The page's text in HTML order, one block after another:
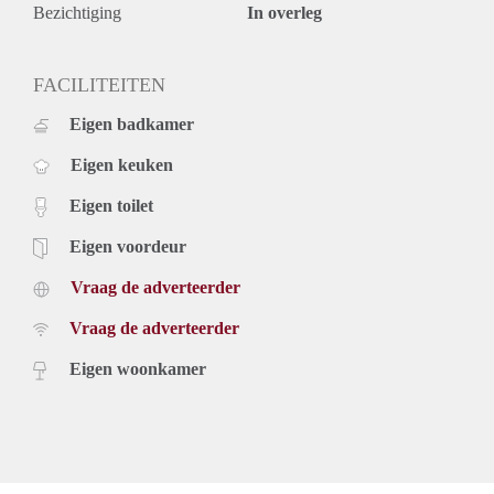
welke kandidaten worden uitgenodigd voor de eerste selectie.
iedereen reageren. Wij nodigen doorgaans circa 5 kandidaten
persoonlijk beantwoorden of uitnodigen.
Bezichtiging In overleg
FACILITEITEN
Eigen badkamer
Eigen keuken
Eigen toilet
Eigen voordeur
Vraag de adverteerder
Vraag de adverteerder
Eigen woonkamer